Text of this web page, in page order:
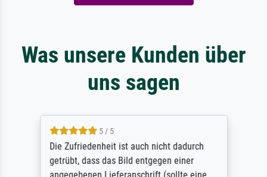
Was unsere Kunden über
uns sagen
5 / 5
Die Zufriedenheit ist auch nicht dadurch
getrübt, dass das Bild entgegen einer